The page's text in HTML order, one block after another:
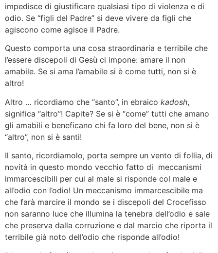
impedisce di giustificare qualsiasi tipo di violenza e di
odio. Se “figli del Padre” si deve vivere da figli che
agiscono come agisce il Padre.
Questo comporta una cosa straordinaria e terribile che
l’essere discepoli di Gesù ci impone: amare il non
amabile. Se si ama l’amabile si è come tutti, non si è
altro!
Altro … ricordiamo che “santo”, in ebraico kadosh,
significa “altro”! Capite? Se si è “come” tutti che amano
gli amabili e beneficano chi fa loro del bene, non si è
“altro”, non si è santi!
Il santo, ricordiamolo, porta sempre un vento di follia, di
novità in questo mondo vecchio fatto di meccanismi
immarcescibili per cui al male si risponde col male e
all’odio con l’odio! Un meccanismo immarcescibile ma
che farà marcire il mondo se i discepoli del Crocefisso
non saranno luce che illumina la tenebra dell’odio e sale
che preserva dalla corruzione e dal marcio che riporta il
terribile già noto dell’odio che risponde all’odio!